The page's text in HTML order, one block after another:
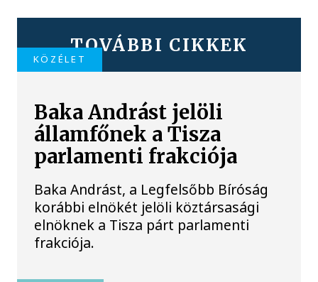
TOVÁBBI CIKKEK
KÖZÉLET
Baka Andrást jelöli
államfőnek a Tisza
parlamenti frakciója
Baka Andrást, a Legfelsőbb Bíróság
korábbi elnökét jelöli köztársasági
elnöknek a Tisza párt parlamenti
frakciója.